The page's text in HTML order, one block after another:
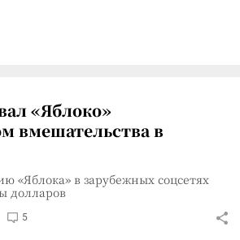
«Яблоко»
вмешательства в
«Яблока» в зарубежных соцсетях
долларов
5